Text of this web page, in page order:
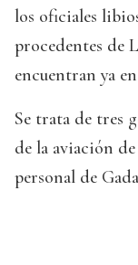
los oficiales
procedentes de
encuentran ya
Se trata de tres
de la aviación
personal de